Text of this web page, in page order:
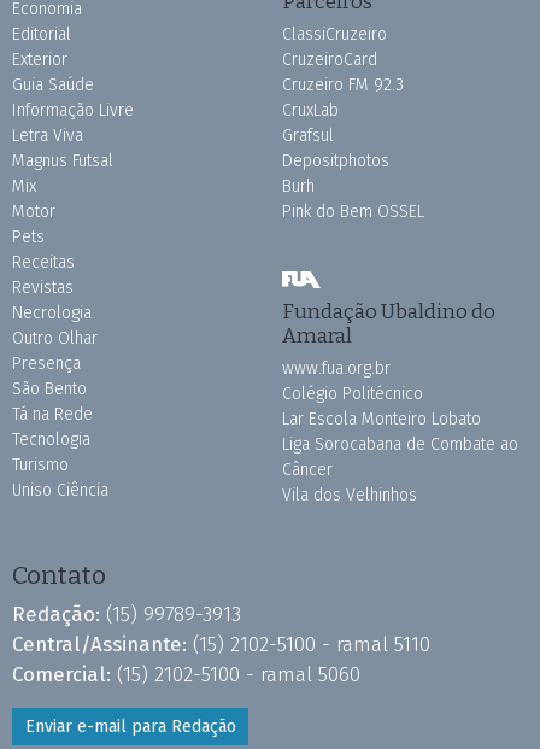
Economia
Editorial
Exterior
Guia Saúde
Informação Livre
Letra Viva
Magnus Futsal
Mix
Motor
Pets
Receitas
Revistas
Necrologia
Outro Olhar
Presença
São Bento
Tá na Rede
Tecnologia
Turismo
Uniso Ciência
ClassiCruzeiro
CruzeiroCard
Cruzeiro FM 92.3
CruxLab
Grafsul
Depositphotos
Burh
Pink do Bem OSSEL
Fundação Ubaldino do
Amaral
www.fua.org.br
Colégio Politécnico
Lar Escola Monteiro Lobato
Liga Sorocabana de Combate ao
Câncer
Vila dos Velhinhos
Contato
Redação: (15) 99789-3913
Central/Assinante: (15) 2102-5100 - ramal 5110
Comercial: (15) 2102-5100 - ramal 5060
Enviar e-mail para Redação